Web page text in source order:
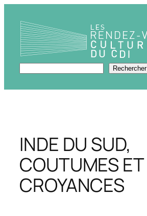
contenu
Rechercher Rechercher
INDE DU SUD,
COUTUMES ET
CROYANCES